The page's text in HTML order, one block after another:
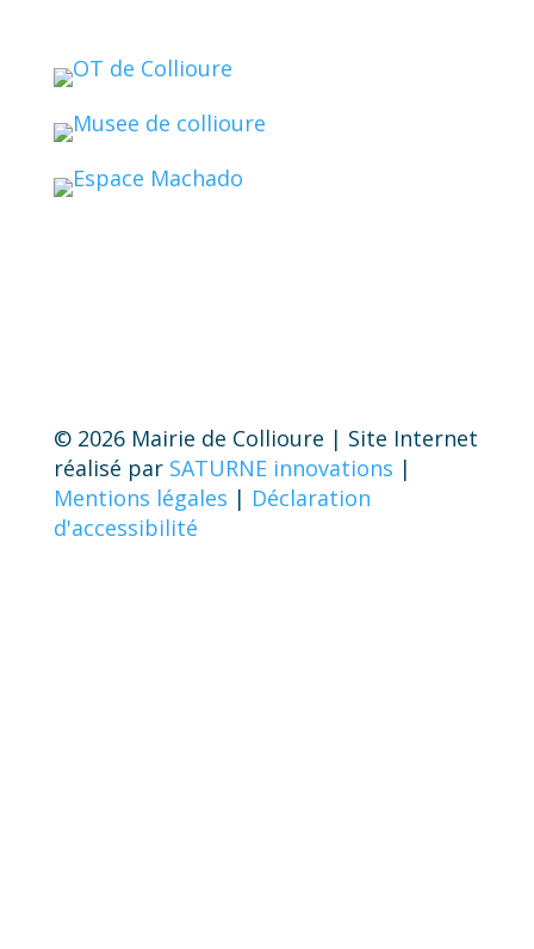
© 2026 Mairie de Collioure | Site Internet
réalisé par SATURNE innovations |
Mentions légales | Déclaration
d'accessibilité